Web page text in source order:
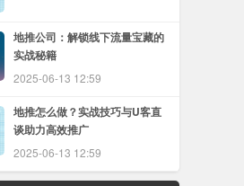
地推公司：解锁线下流量宝藏的
实战秘籍
2025-06-13 12:59
地推怎么做？实战技巧与U客直
谈助力高效推广
2025-06-13 12:59